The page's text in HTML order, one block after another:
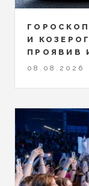
И
ПРОЯВИВ
08.08.2026